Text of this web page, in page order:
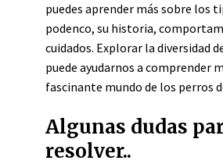
puedes aprender más sobre los
podenco, su historia,
cuidados. Explorar la diversidad
puede ayudarnos a comprender
fascinante mundo de los perros
Algunas dudas
resolver..